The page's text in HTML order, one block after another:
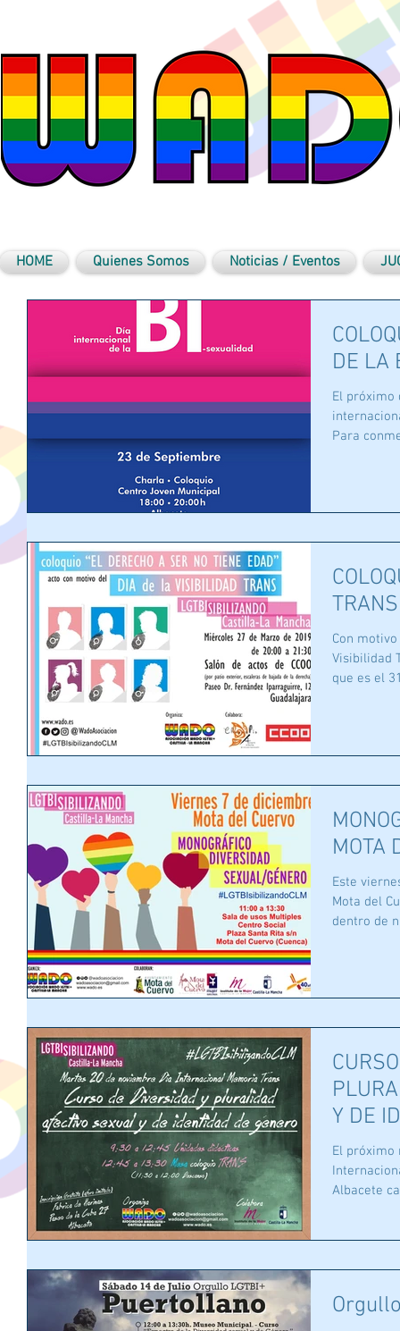
HOME Quienes Somos Noticias / Eventos
DE LA
El próximo
Para
Con
Visibilidad
que es el
MOTA
Este
Mota del
dentro de
Y DE
DIA
El próximo
Internacional
Albacete